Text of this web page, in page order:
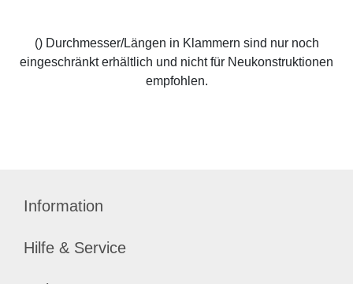
() Durchmesser/Längen in Klammern sind nur noch
eingeschränkt erhältlich und nicht für Neukonstruktionen
empfohlen.
Information
Hilfe & Service